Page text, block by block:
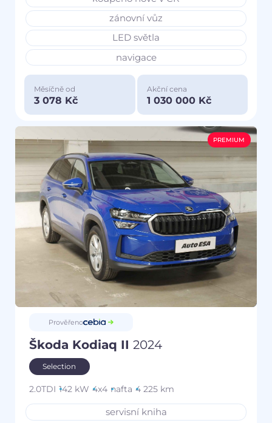
zánovní vůz
LED světla
navigace
Měsíčně od
3 078 Kč
Akční cena
1 030 000 Kč
PREMIUM
Prověřeno
Škoda Kodiaq II 2024
Selection
2.0TDI 142 kW 4x4 nafta 4 225 km
servisní kniha